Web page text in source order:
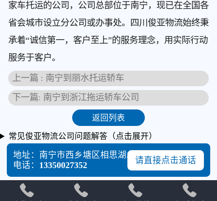
家车托运的公司，公司总部位于南宁，现已在全国各
省会城市设立分公司或办事处。四川俊亚物流始终秉
承着“诚信第一，客户至上”的服务理念，用实际行动
服务于客户。
上一篇 : 南宁到丽水托运轿车
下一篇: 南宁到浙江拖运轿车公司
返回列表
常见俊亚物流公司问题解答（点击展开）
请直接点击通话
地址：南宁市西乡塘区相思湖北路87号
电话： 13350027352
   